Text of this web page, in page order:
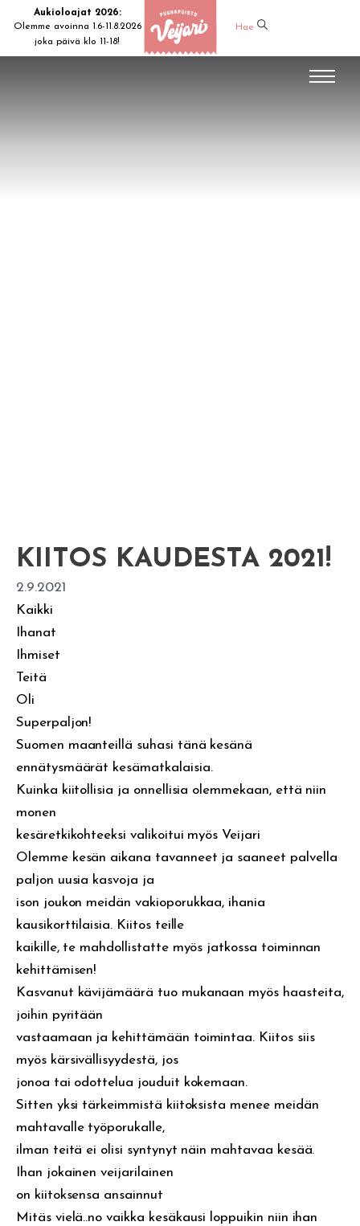
Aukioloajat 2026:
Olemme avoinna 1.6-11.8.2026
joka päivä klo 11-18!
Hae
KIITOS KAUDESTA 2021!
2.9.2021
Kaikki
Ihanat
Ihmiset
Teitä
Oli
Superpaljon!
Suomen maanteillä suhasi tänä kesänä
ennätysmäärät kesämatkalaisia.
Kuinka kiitollisia ja onnellisia olemmekaan, että niin
monen
kesäretkikohteeksi valikoitui myös Veijari
Olemme kesän aikana tavanneet ja saaneet palvella
paljon uusia kasvoja ja
ison joukon meidän vakioporukkaa, ihania
kausikorttilaisia. Kiitos teille
kaikille, te mahdollistatte myös jatkossa toiminnan
kehittämisen!
Kasvanut kävijämäärä tuo mukanaan myös haasteita,
joihin pyritään
vastaamaan ja kehittämään toimintaa. Kiitos siis
myös kärsivällisyydestä, jos
jonoa tai odottelua jouduit kokemaan.
Sitten yksi tärkeimmistä kiitoksista menee meidän
mahtavalle työporukalle,
ilman teitä ei olisi syntynyt näin mahtavaa kesää.
Ihan jokainen veijarilainen
on kiitoksensa ansainnut
Mitäs vielä..no vaikka kesäkausi loppuikin niin ihan